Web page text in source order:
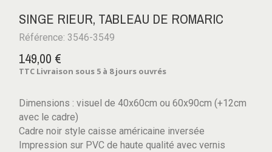
SINGE RIEUR, TABLEAU DE ROMARIC
Référence: 3546-3549
149,00 €
TTC Livraison sous 5 à 8 jours ouvrés
Dimensions : visuel de 40x60cm ou 60x90cm (+12cm
avec le cadre)
Cadre noir style caisse américaine inversée
Impression sur PVC de haute qualité avec vernis